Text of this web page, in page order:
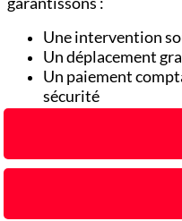
Une intervention
Un déplacement
Un paiement
sécurité